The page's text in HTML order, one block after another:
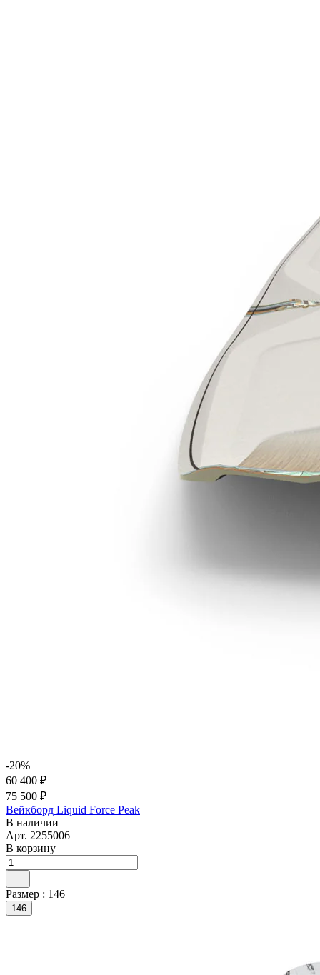
-20%
60 400 ₽
75 500 ₽
Вейкборд Liquid Force Peak
В наличии
Арт. 2255006
В корзину
Размер : 146
146